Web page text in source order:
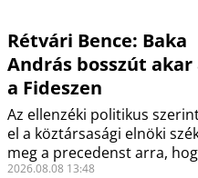
Rétvári Bence: Baka
András bosszút
a Fideszen
Az ellenzéki politikus
el a köztársasági elnöki
meg a precedenst arra,
2026.08.08 13:48